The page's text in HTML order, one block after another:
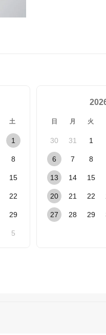
土
1
8
15
22
29
5
日 月 火
30 31 1
6 7 8
13 14 15
20 21 22
27 28 29